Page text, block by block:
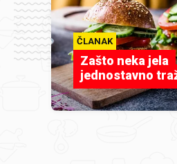
ČLANAK
Zašto neka jela
jednostavno